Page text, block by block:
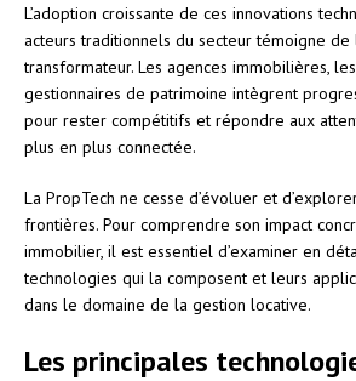
L’adoption croissante de ces innovations
acteurs traditionnels du secteur témoigne
transformateur. Les agences immobilières,
gestionnaires de patrimoine intègrent
pour rester compétitifs et répondre aux
plus en plus connectée.
La PropTech ne cesse d’évoluer et
frontières. Pour comprendre son impact
immobilier, il est essentiel d’examiner en
technologies qui la composent et leurs
dans le domaine de la gestion locative.
Les principales